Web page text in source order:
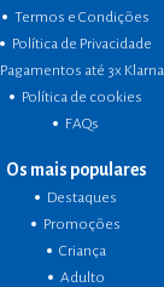
Termos e Condições
Política de Privacidade
Pagamentos até 3x Klarna
Política de cookies
FAQs
Os mais populares
Destaques
Promoções
Criança
Adulto